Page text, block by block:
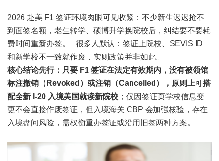
2026 赴美 F1 签证环境肉眼可见收紧：不少新生迟迟抢不
到面签名额，老生转学、硕博升学换院校后，纠结要不要耗
费时间重新办签。 很多人默认：签证上院校、SEVIS ID
和新学校不一致就作废，实则政策并非如此。
核心结论先行：只要 F1 签证在法定有效期内，没有被领馆
标注撤销（Revoked）或注销（Cancelled），原则上可搭
配全新 I-20 入境美国就读新院校 ；仅因签证页学校信息变
更不会直接作废签证，但入境海关 CBP 会加强核验，存在
入境盘问风险，需权衡重办签证或沿用旧签两种方案。